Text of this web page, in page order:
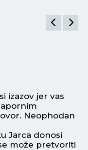
izazov jer vas
Neophodan
Jarca donosi
može pretvoriti